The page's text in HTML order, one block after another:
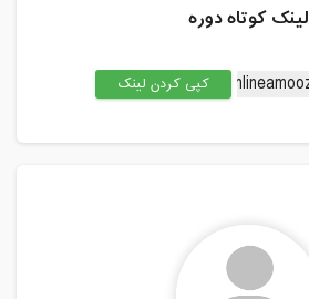
لینک کوتاه دوره
کپی کردن لینک